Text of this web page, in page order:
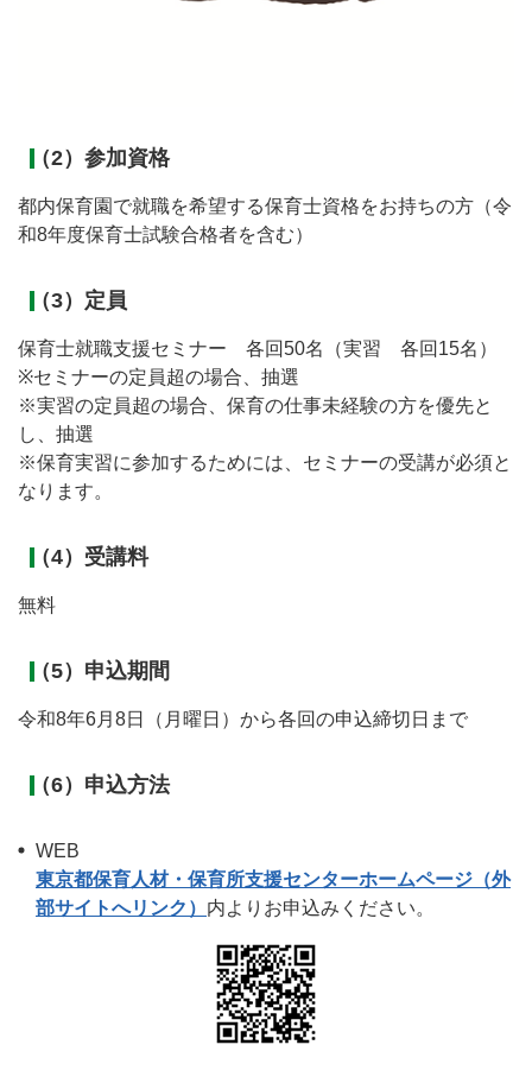
（2）参加資格
都内保育園で就職を希望する保育士資格をお持ちの方（令
和8年度保育士試験合格者を含む）
（3）定員
保育士就職支援セミナー 各回50名（実習 各回15名）
※セミナーの定員超の場合、抽選
※実習の定員超の場合、保育の仕事未経験の方を優先と
し、抽選
※保育実習に参加するためには、セミナーの受講が必須と
なります。
（4）受講料
無料
（5）申込期間
令和8年6月8日（月曜日）から各回の申込締切日まで
（6）申込方法
WEB
東京都保育人材・保育所支援センターホームページ（外
部サイトへリンク） 内よりお申込みください。